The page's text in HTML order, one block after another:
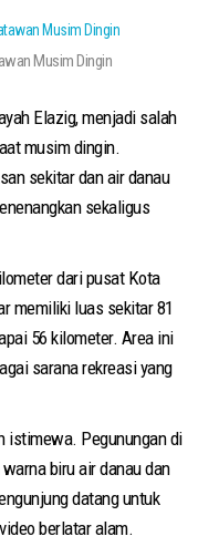
Musim Dingin
Elazig, menjadi salah
musim dingin.
sekitar dan air danau
sekaligus
dari pusat Kota
memiliki luas sekitar 81
56 kilometer. Area ini
sarana rekreasi yang
istimewa. Pegunungan di
biru air danau dan
datang untuk
berlatar alam.